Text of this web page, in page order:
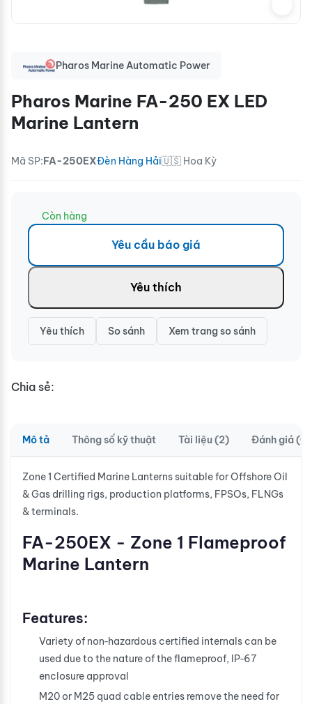
Pharos Marine Automatic Power
Pharos Marine FA-250 EX LED
Marine Lantern
Mã SP: FA-250EXĐèn Hàng Hải🇺🇸 Hoa Kỳ
Còn hàng
Yêu cầu báo giá
Yêu thích
Yêu thích So sánh Xem trang so sánh
Chia sẻ:
Mô tả Thông số kỹ thuật Tài liệu (2) Đánh giá (0)
Zone 1 Certified Marine Lanterns suitable for Offshore Oil
& Gas drilling rigs, production platforms, FPSOs, FLNGs
& terminals.
FA-250EX - Zone 1 Flameproof
Marine Lantern
Features:
Variety of non‐hazardous certified internals can be
used due to the nature of the flameproof, IP‐67
enclosure approval
M20 or M25 quad cable entries remove the need for